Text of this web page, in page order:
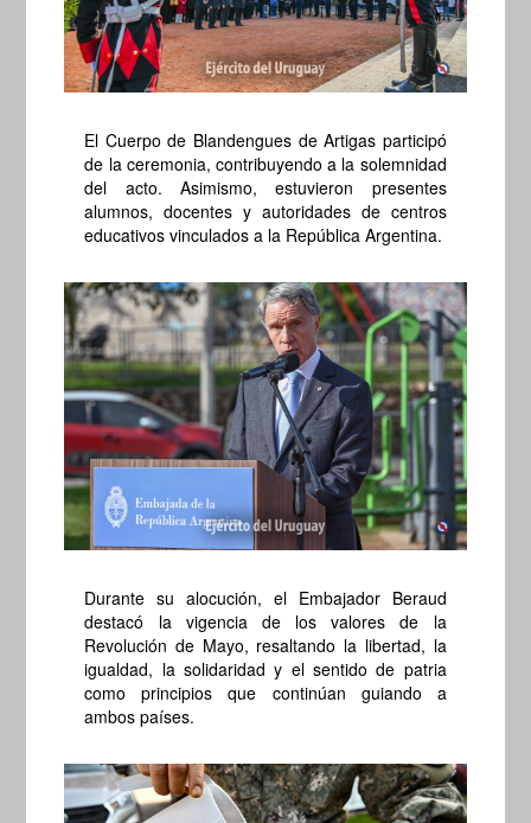
El Cuerpo de Blandengues de Artigas participó
de la ceremonia, contribuyendo a la solemnidad
del acto. Asimismo, estuvieron presentes
alumnos, docentes y autoridades de centros
educativos vinculados a la República Argentina.
Durante su alocución, el Embajador Beraud
destacó la vigencia de los valores de la
Revolución de Mayo, resaltando la libertad, la
igualdad, la solidaridad y el sentido de patria
como principios que continúan guiando a
ambos países.